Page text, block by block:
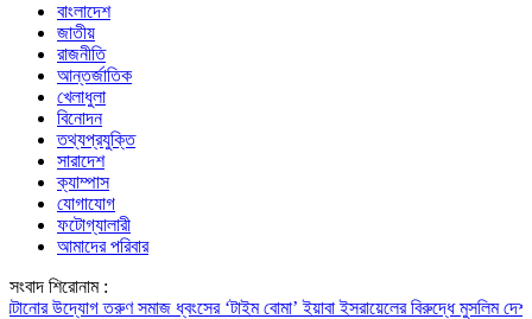
বাংলাদেশ
জাতীয়
রাজনীতি
আন্তর্জাতিক
খেলাধুলা
বিনোদন
তথ্যপ্রযুক্তি
সারাদেশ
ক্যাম্পাস
যোগাযোগ
ফটোগ্যালারী
আমাদের পরিবার
সংবাদ শিরোনাম :
উদ্যোগতরুণ সমাজ ধ্বংসের ‘টাইম বোমা’ ইয়াবাইসরায়েলের বিরুদ্ধে মুসলিম